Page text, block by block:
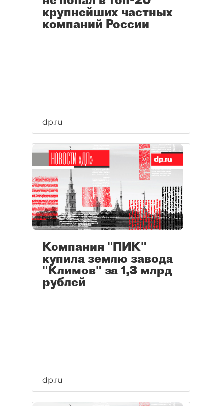
крупнейших частных
компаний России
dp.ru
Компания "ПИК"
купила землю завода
"Климов" за 1,3 млрд
рублей
dp.ru